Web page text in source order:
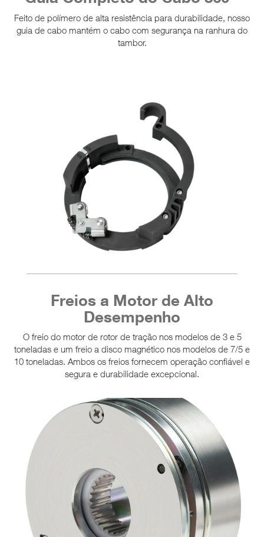
Feito de polímero de alta resistência para durabilidade, nosso
guia de cabo mantém o cabo com segurança na ranhura do
tambor.
Freios a Motor de Alto
Desempenho
O freio do motor de rotor de tração nos modelos de 3 e 5
toneladas e um freio a disco magnético nos modelos de 7/5 e
10 toneladas. Ambos os freios fornecem operação confiável e
segura e durabilidade excepcional.